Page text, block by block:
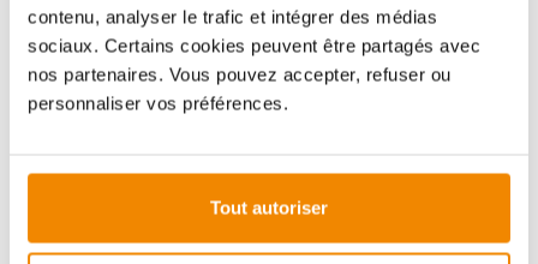
contenu, analyser le trafic et intégrer des médias
sociaux. Certains cookies peuvent être partagés avec
nos partenaires. Vous pouvez accepter, refuser ou
personnaliser vos préférences.
Tout autoriser
Téléphone :
+33 1 59 58 12 04